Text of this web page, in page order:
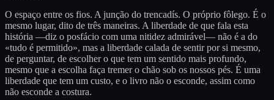
O espaço entre os fios. A junção do trencadís. O próprio fôlego. É o
mesmo lugar, dito de três maneiras. A liberdade de que fala esta
história —diz o posfácio com uma nitidez admirável— não é a do
«tudo é permitido», mas a liberdade calada de sentir por si mesmo,
de perguntar, de escolher o que tem um sentido mais profundo,
mesmo que a escolha faça tremer o chão sob os nossos pés. É uma
liberdade que tem um custo, e o livro não o esconde, assim como
não esconde a costura.